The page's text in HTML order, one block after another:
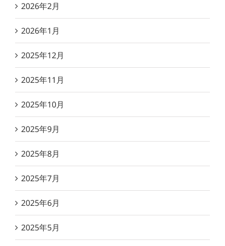
2026年2月
2026年1月
2025年12月
2025年11月
2025年10月
2025年9月
2025年8月
2025年7月
2025年6月
2025年5月